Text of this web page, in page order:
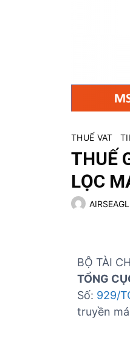
THUẾ VAT
THUẾ
LỌC
BỘ TÀI
TỔNG
Số: 929/
truyền